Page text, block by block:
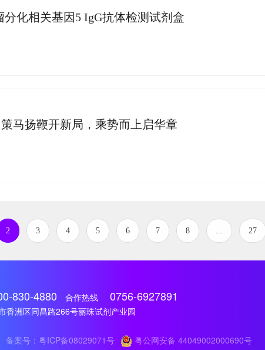
分化相关基因5 IgG抗体检测试剂盒
马扬鞭开新局，乘势而上启华章
2 3 4 5 6 7 8 27
830-4880 合作热线 0756-6927891
香洲区同昌路266号丽珠试剂产业园
备案号：粤ICP备08029071号
粤公网安备 44049002000690号